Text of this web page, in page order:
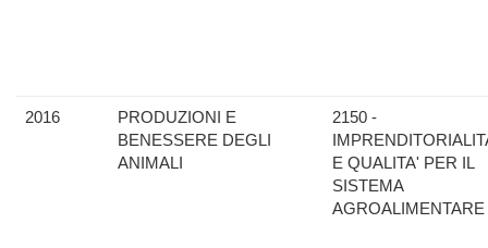
2016
PRODUZIONI E
BENESSERE DEGLI
ANIMALI
2150 -
E QUALITA' PER IL
SISTEMA
AGROALIMENTARE